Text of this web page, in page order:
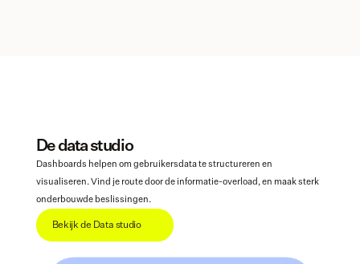
De data studio
Dashboards helpen om gebruikersdata te structureren en
visualiseren. Vind je route door de informatie-overload, en maak sterk
onderbouwde beslissingen.
Bekijk de Data studio